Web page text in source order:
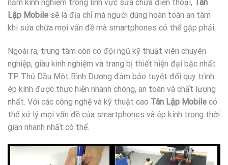
năm kinh nghiệm trong lĩnh vực sửa chữa điện thoại, Tân
Lập Mobile sẽ là địa chỉ mà người dùng hoàn toàn an tâm
khi sửa chữa mọi vấn đề mà smartphones có thể gặp phải.
Ngoài ra, trung tâm còn có đội ngũ kỹ thuật viên chuyên
nghiệp, giàu kinh nghiệm và trang bị thiết hiện đại bậc nhất
TP. Thủ Dầu Một Bình Dương đảm bảo tuyệt đối quy trình
ép kính được thực hiện nhanh chóng, an toàn và chất lượng
nhất. Với các công nghệ và kỹ thuật cao Tân Lập Mobile có
thể xử lý mọi vấn đề của smartphones và ép kính trong thời
gian nhanh nhất có thể.